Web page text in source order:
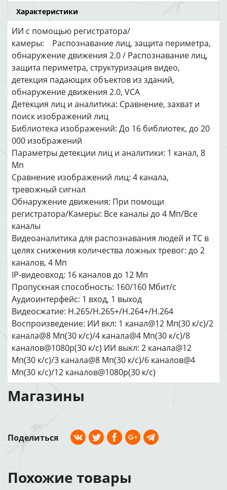
Характеристики
ИИ c помощью регистратора/
камеры: Распознавание лиц, защита периметра,
обнаружение движения 2.0 / Распознавание лиц,
защита периметра, структуризация видео,
детекция падающих объектов из зданий,
обнаружение движения 2.0, VCA
Детекция лиц и аналитика: Сравнение, захват и
поиск изображений лиц
Библиотека изображений: До 16 библиотек, до 20
000 изображений
Параметры детекции лиц и аналитики: 1 канал, 8
Мп
Сравнение изображений лиц: 4 канала,
тревожный сигнал
Обнаружение движения: При помощи
регистратора/Камеры: Все каналы до 4 Мп/Все
каналы
Видеоаналитика для распознавания людей и ТС в
целях снижения количества ложных тревог: до 2
каналов, 4 Мп
IP-видеовход: 16 каналов до 12 Мп
Пропускная способность: 160/160 Мбит/с
Аудиоинтерфейс: 1 вход, 1 выход
Видеосжатие: H.265/H.265+/H.264+/H.264
Воспроизведение: ИИ вкл: 1 канал@12 Мп(30 к/с)/2
канала@8 Мп(30 к/с)/4 канала@4 Мп(30 к/с)/8
каналов@1080p(30 к/с) ИИ выкл: 2 канала@12
Мп(30 к/с)/3 канала@8 Мп(30 к/с)/6 каналов@4
Мп(30 к/с)/12 каналов@1080p(30 к/с)
Магазины
Поделиться
Похожие товары